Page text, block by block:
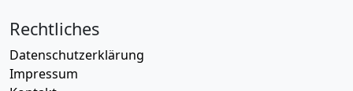
Rechtliches
Datenschutzerklärung
Impressum